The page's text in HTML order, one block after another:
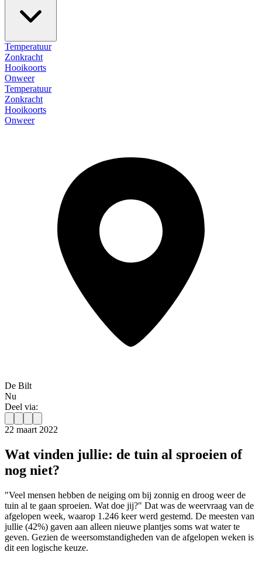
Temperatuur
Zonkracht
Hooikoorts
Onweer
Temperatuur
Zonkracht
Hooikoorts
Onweer
De Bilt
Nu
Deel via:
22 maart 2022
Wat vinden jullie: de tuin al sproeien of
nog niet?
"Veel mensen hebben de neiging om bij zonnig en droog weer de
tuin al te gaan sproeien. Wat doe jij?" Dat was de weervraag van de
afgelopen week, waarop 1.246 keer werd gestemd. De meesten van
jullie (42%) gaven aan alleen nieuwe plantjes soms wat water te
geven. Gezien de weersomstandigheden van de afgelopen weken is
dit een logische keuze.